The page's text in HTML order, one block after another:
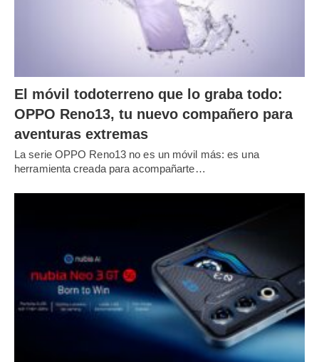
El móvil todoterreno que lo graba todo:
OPPO Reno13, tu nuevo compañero para
aventuras extremas
La serie OPPO Reno13 no es un móvil más: es una
herramienta creada para acompañarte…